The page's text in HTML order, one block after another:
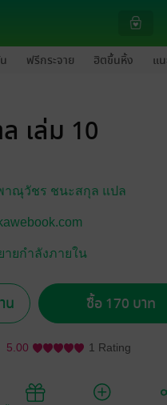
ฟรีกระจาย ฮิตขึ้นหิ้ง แ
เล่ม 10
าณุวัชร ชนะสกุล แปล
ายกำลังภายใน
น ซื้อ 170 บาท
5.00 1 Rating